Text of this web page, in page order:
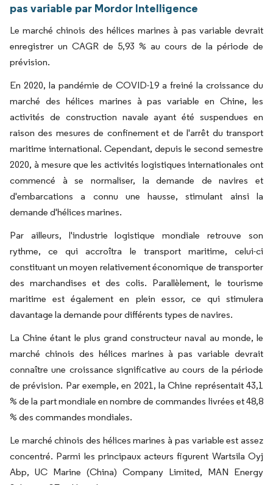
pas variable par Mordor Intelligence
Le marché chinois des hélices marines à pas variable devrait
enregistrer un CAGR de 5,93 % au cours de la période de
prévision.
En 2020, la pandémie de COVID-19 a freiné la croissance du
marché des hélices marines à pas variable en Chine, les
activités de construction navale ayant été suspendues en
raison des mesures de confinement et de l'arrêt du transport
maritime international. Cependant, depuis le second semestre
2020, à mesure que les activités logistiques internationales ont
commencé à se normaliser, la demande de navires et
d'embarcations a connu une hausse, stimulant ainsi la
demande d'hélices marines.
Par ailleurs, l'industrie logistique mondiale retrouve son
rythme, ce qui accroîtra le transport maritime, celui-ci
constituant un moyen relativement économique de transporter
des marchandises et des colis. Parallèlement, le tourisme
maritime est également en plein essor, ce qui stimulera
davantage la demande pour différents types de navires.
La Chine étant le plus grand constructeur naval au monde, le
marché chinois des hélices marines à pas variable devrait
connaître une croissance significative au cours de la période
de prévision. Par exemple, en 2021, la Chine représentait 43,1
% de la part mondiale en nombre de commandes livrées et 48,8
% des commandes mondiales.
Le marché chinois des hélices marines à pas variable est assez
concentré. Parmi les principaux acteurs figurent Wartsila Oyj
Abp, UC Marine (China) Company Limited, MAN Energy